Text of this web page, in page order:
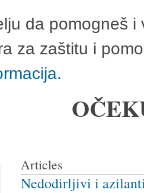
da pomogneš
za zaštitu i
Articles
Nedodirljivi i